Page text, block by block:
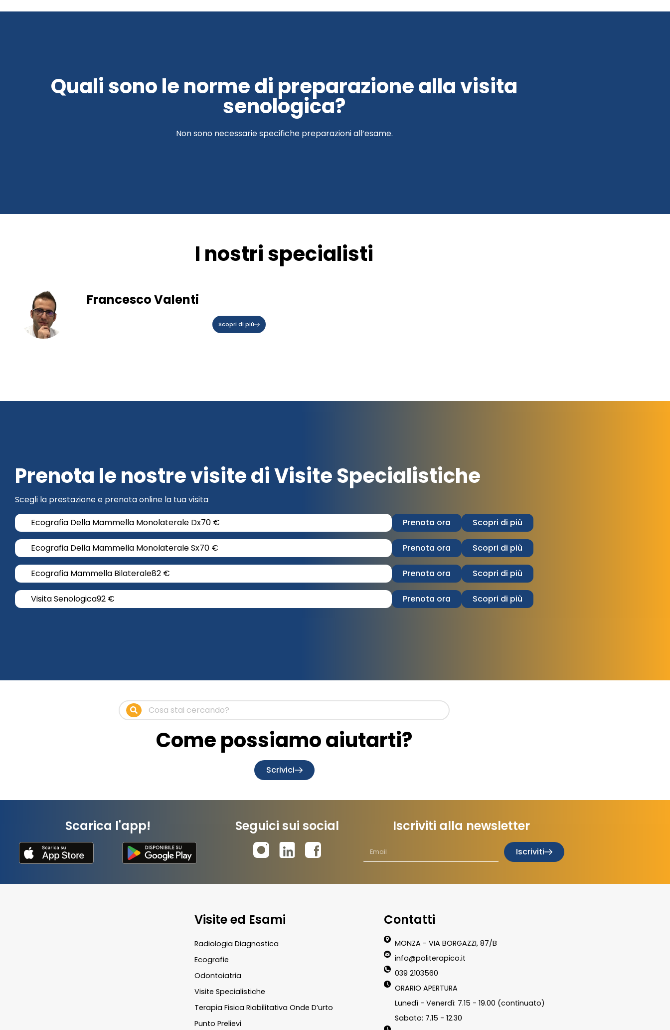
Quali sono le norme di preparazione alla visita
senologica?
Non sono necessarie specifiche preparazioni all’esame.
I nostri specialisti
Francesco Valenti
Scopri di più
Prenota le nostre visite di Visite Specialistiche
Scegli la prestazione e prenota online la tua visita
Ecografia Della Mammella Monolaterale Dx70 € Prenota ora Scopri di più
Ecografia Della Mammella Monolaterale Sx70 € Prenota ora Scopri di più
Ecografia Mammella Bilaterale82 € Prenota ora Scopri di più
Visita Senologica92 € Prenota ora Scopri di più
Come possiamo aiutarti?
Scrivici
Scarica l'app! Seguici sui social Iscriviti alla newsletter
Iscriviti
Visite ed Esami
Radiologia Diagnostica
Ecografie
Odontoiatria
Visite Specialistiche
Terapia Fisica Riabilitativa Onde D’urto
Punto Prelievi
Contatti
MONZA - VIA BORGAZZI, 87/B
info@politerapico.it
039 2103560
ORARIO APERTURA
Lunedì - Venerdì: 7.15 - 19.00 (continuato)
Sabato: 7.15 - 12.30